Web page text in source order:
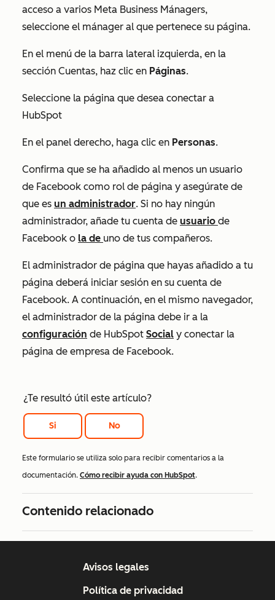
acceso a varios Meta Business Mánagers,
seleccione el mánager al que pertenece su página.
En el menú de la barra lateral izquierda, en la
sección Cuentas, haz clic en Páginas.
Seleccione la página que desea conectar a
HubSpot
En el panel derecho, haga clic en Personas.
Confirma que se ha añadido al menos un usuario
de Facebook como rol de página y asegúrate de
que es un administrador. Si no hay ningún
administrador, añade tu cuenta de usuario de
Facebook o la de uno de tus compañeros.
El administrador de página que hayas añadido a tu
página deberá iniciar sesión en su cuenta de
Facebook. A continuación, en el mismo navegador,
el administrador de la página debe ir a la
configuración de HubSpot Social y conectar la
página de empresa de Facebook.
¿Te resultó útil este artículo?
Si No
Este formulario se utiliza solo para recibir comentarios a la
documentación. Cómo recibir ayuda con HubSpot.
Contenido relacionado
Avisos legales
Política de privacidad